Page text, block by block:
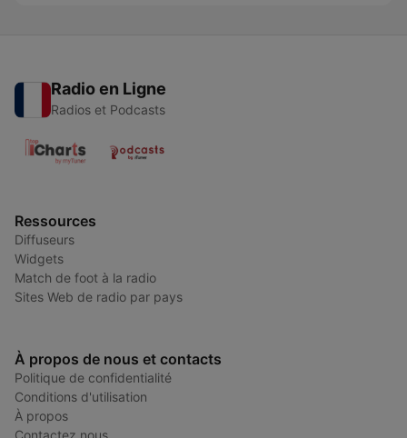
Radio en Ligne
Radios et Podcasts
Ressources
Diffuseurs
Widgets
Match de foot à la radio
Sites Web de radio par pays
À propos de nous et contacts
Politique de confidentialité
Conditions d'utilisation
À propos
Contactez nous